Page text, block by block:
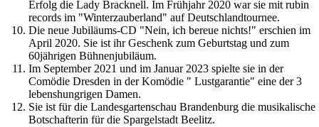
Erfolg die Lady Bracknell. Im Frühjahr 2020 war sie mit rubin
records im "Winterzauberland" auf Deutschlandtournee.
Die neue Jubiläums-CD "Nein, ich bereue nichts!" erschien im
April 2020. Sie ist ihr Geschenk zum Geburtstag und zum
60jährigen Bühnenjubiläum.
Im September 2021 und im Januar 2023 spielte sie in der
Comödie Dresden in der Komödie " Lustgarantie" eine der 3
lebenshungrigen Damen.
Sie ist für die Landesgartenschau Brandenburg die musikalische
Botschafterin für die Spargelstadt Beelitz.